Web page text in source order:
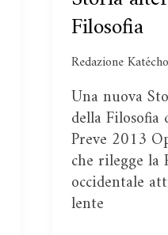
Filosofia
Redazione
Una nuova
della Filosofia
Preve 2013
che rilegge la
occidentale
lente
alternativa
della
Filosofia